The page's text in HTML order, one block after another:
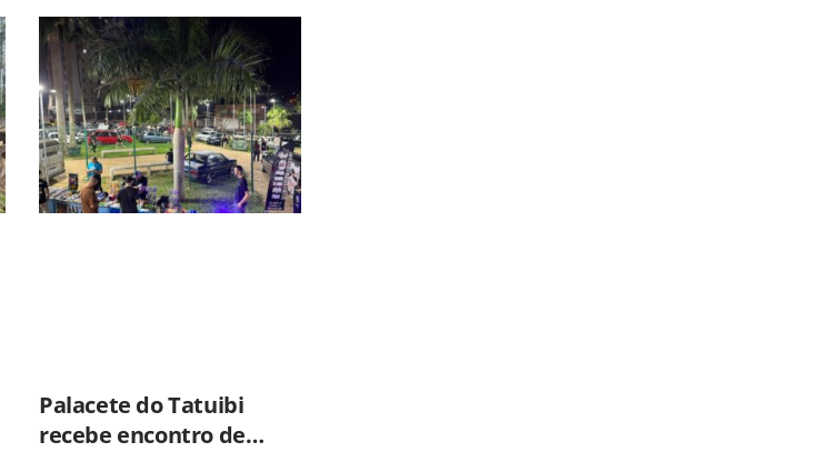
Palacete do Tatuibi
recebe encontro de